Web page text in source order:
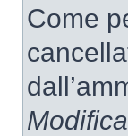
Come
Modifica